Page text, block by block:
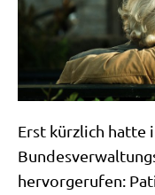
Erst kürz­lich hat­te
her­vor­ge­ru­fen: